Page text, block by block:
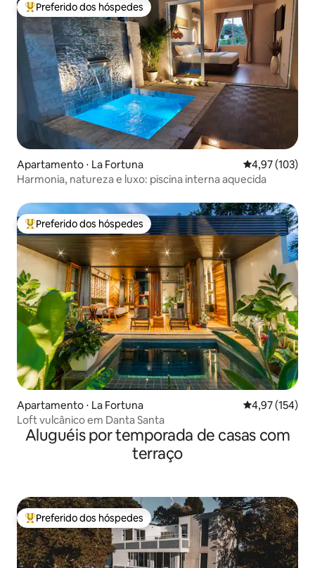
Entre os melhores preferidos dos hóspedes
Preferido dos hóspedes
Apartamento ⋅ La Fortuna 4,97 de uma
4,97 (103)
Harmonia, natureza e luxo: piscina interna aquecida
Entre os melhores preferidos dos hóspedes
Preferido dos hóspedes
Apartamento ⋅ La Fortuna 4,97 de uma
4,97 (154)
Loft vulcânico em Danta Santa
Aluguéis por temporada de casas com
terraço
Entre os melhores preferidos dos hóspedes
Preferido dos hóspedes